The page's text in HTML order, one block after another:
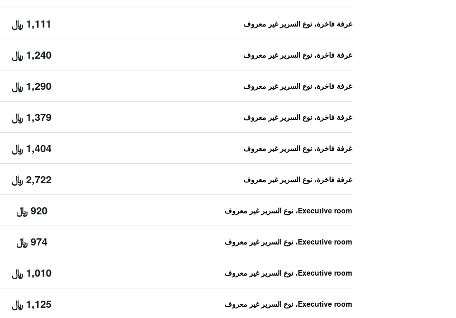
غرفة فاخرة، نوع السرير غير معروف 1,111 ﷼
غرفة فاخرة، نوع السرير غير معروف 1,240 ﷼
غرفة فاخرة، نوع السرير غير معروف 1,290 ﷼
غرفة فاخرة، نوع السرير غير معروف 1,379 ﷼
غرفة فاخرة، نوع السرير غير معروف 1,404 ﷼
غرفة فاخرة، نوع السرير غير معروف 2,722 ﷼
Executive room، نوع السرير غير معروف 920 ﷼
Executive room، نوع السرير غير معروف 974 ﷼
Executive room، نوع السرير غير معروف 1,010 ﷼
Executive room، نوع السرير غير معروف 1,125 ﷼